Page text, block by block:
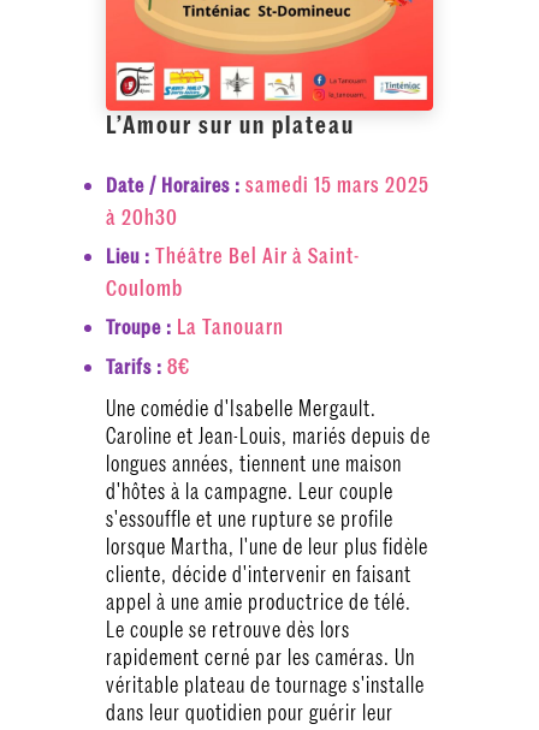
L’Amour sur un plateau
Date / Horaires : samedi 15 mars 2025
à 20h30
Lieu : Théâtre Bel Air à Saint-
Coulomb
Troupe : La Tanouarn
Tarifs : 8€
Une comédie d'Isabelle Mergault.
Caroline et Jean-Louis, mariés depuis de
longues années, tiennent une maison
d'hôtes à la campagne. Leur couple
s'essouffle et une rupture se profile
lorsque Martha, l'une de leur plus fidèle
cliente, décide d'intervenir en faisant
appel à une amie productrice de télé.
Le couple se retrouve dès lors
rapidement cerné par les caméras. Un
véritable plateau de tournage s'installe
dans leur quotidien pour guérir leur